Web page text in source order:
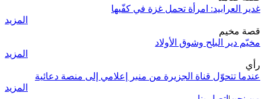
غدير العرابيد: امرأة تحمل غزة في كفّيها
المزيد
قصة مخيم
مخيّم دير البلح وشوق الأولاد
المزيد
رأي
عندما تتحوّل قناة الجزيرة من منبر إعلامي إلى منصة دعائية
المزيد